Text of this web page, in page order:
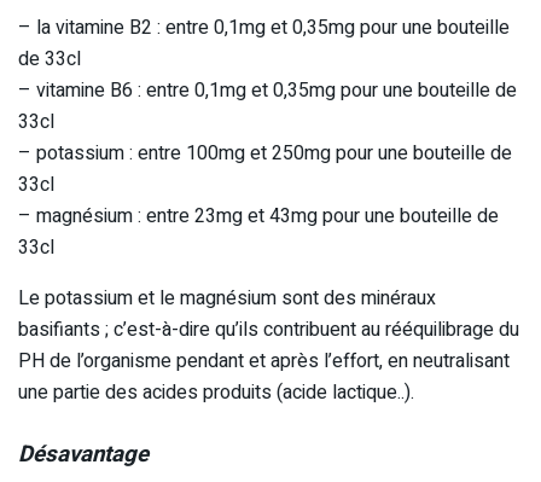
– la vitamine B2 : entre 0,1mg et 0,35mg pour une bouteille
de 33cl
– vitamine B6 : entre 0,1mg et 0,35mg pour une bouteille de
33cl
– potassium : entre 100mg et 250mg pour une bouteille de
33cl
– magnésium : entre 23mg et 43mg pour une bouteille de
33cl
Le potassium et le magnésium sont des minéraux
basifiants ; c’est-à-dire qu’ils contribuent au rééquilibrage du
PH de l’organisme pendant et après l’effort, en neutralisant
une partie des acides produits (acide lactique..).
Désavantage